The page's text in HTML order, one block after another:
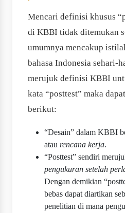
Mencari definisi khusus
di KBBI tidak ditemukan
umumnya mencakup
bahasa Indonesia sehari-
merujuk definisi KBBI
kata “posttest” maka
berikut:
“Desain” dalam KBBI
atau rencana kerja.
“Posttest” sendiri
pengukuran setelah
Dengan demikian
bebas dapat diartikan
penelitian di mana